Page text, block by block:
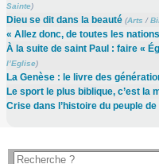
Sainte)
Dieu se dit dans la beauté (Arts /
« Allez donc, de toutes les
À la suite de saint Paul : faire «
l’Eglise)
La Genèse : le livre des
Le sport le plus biblique, c’est la
Crise dans l’histoire du peuple de